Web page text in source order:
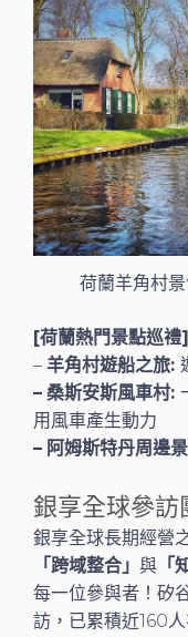
荷蘭羊角村
[荷蘭熱門景點巡禮]
– 羊角村遊船之旅:
– 桑斯安斯風車村:
用風車產生動力
– 阿姆斯特丹周邊
銀享全球參訪
銀享全球長期經營
「跨域整合」 與 「
每一位參與者！矽
訪，已累積近160